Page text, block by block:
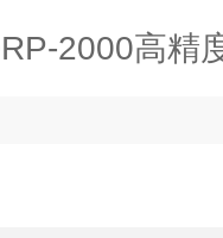
高精度台式酸度计，